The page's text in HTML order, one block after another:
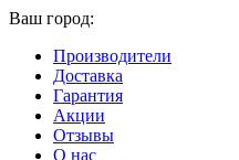
Ваш город:
Производители
Доставка
Гарантия
Акции
Отзывы
О нас